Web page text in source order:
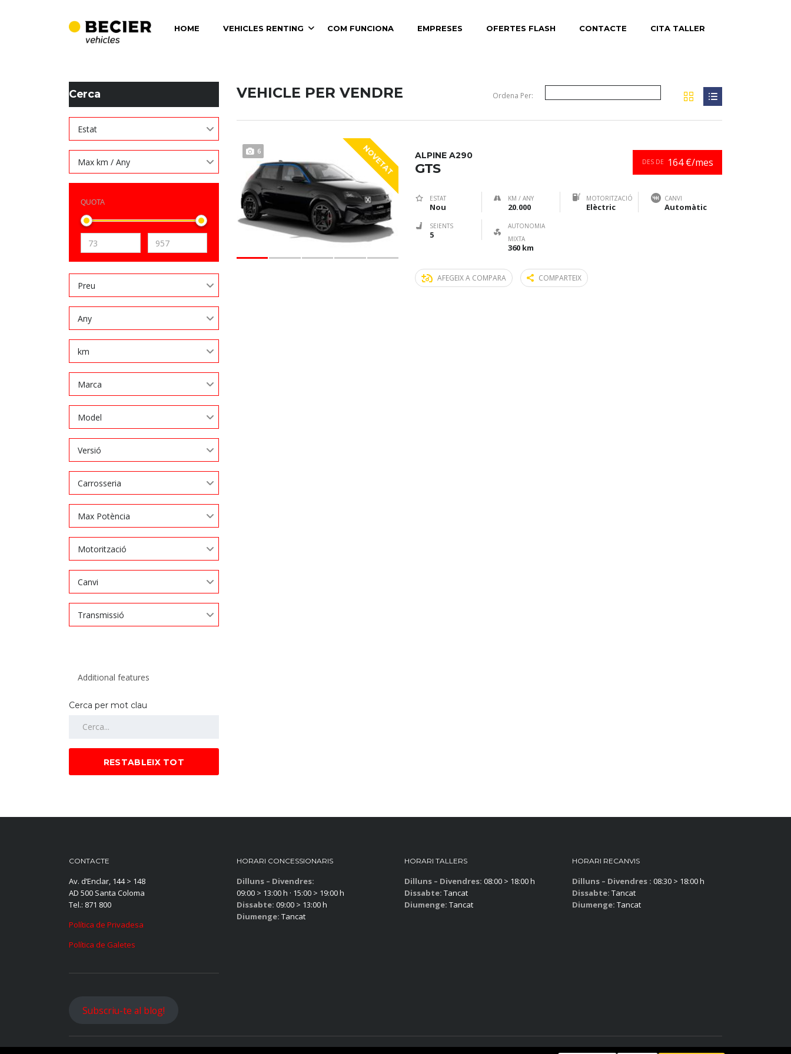
HOME VEHICLES RENTING COM FUNCIONA EMPRESES OFERTES FLASH CONTACTE CITA TALLER
BECIER MOBILITAT
Cerca
Estat
Max km / Any
QUOTA
Preu
Any
km
Marca
Model
Versió
Carrosseria
Max Potència
Motorització
Canvi
Transmissió
Cerca per mot clau
RESTABLEIX TOT
VEHICLE PER VENDRE Ordena Per:
6 NOVETAT DES DE 164 €/mes
ALPINE A290
GTS
ESTAT
Nou
KM / ANY
20.000
MOTORITZACIÓ
Elèctric
CANVI
Automàtic
SEIENTS
5
AUTONOMIA
MIXTA
360 km
AFEGEIX A COMPARA COMPARTEIX
CONTACTE
Av. d’Enclar, 144 > 148
AD 500 Santa Coloma
Tel.: 871 800
Política de Privadesa
Política de Galetes
HORARI CONCESSIONARIS
Dilluns – Divendres:
09:00 > 13:00 h · 15:00 > 19:00 h
Dissabte: 09:00 > 13:00 h
Diumenge: Tancat
HORARI TALLERS
Dilluns – Divendres: 08:00 > 18:00 h
Dissabte: Tancat
Diumenge: Tancat
HORARI RECANVIS
Dilluns – Divendres : 08:30 > 18:00 h
Dissabte: Tancat
Diumenge: Tancat
Subscriu-te al blog!